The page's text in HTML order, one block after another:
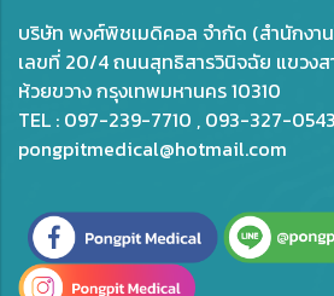
บริษัท พงศ์พิชเมดิคอล จำกัด (สำนักงา
เลขที่ 20/4 ถนนสุทธิสารวินิจฉัย แขวงส
ห้วยขวาง กรุงเทพมหานคร 10310
TEL : 097-239-7710 , 093-327-
pongpitmedical@hotmail.com